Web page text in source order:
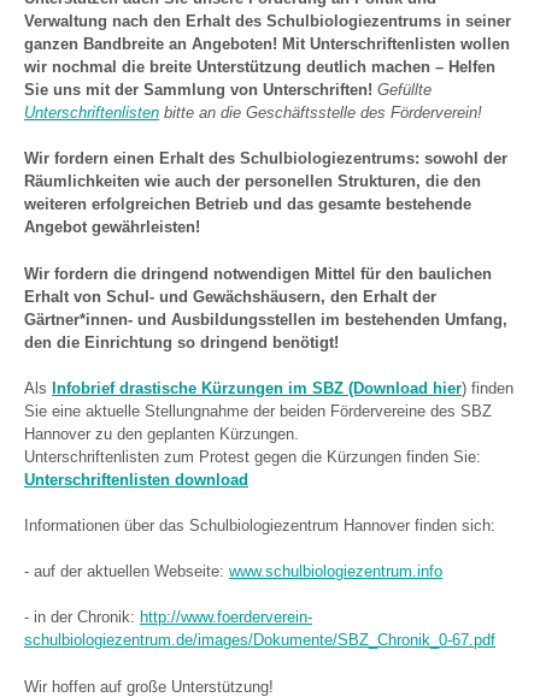
Verwaltung nach den Erhalt des Schulbiologiezentrums in seiner
ganzen Bandbreite an Angeboten! Mit Unterschriftenlisten wollen
wir nochmal die breite Unterstützung deutlich machen – Helfen
Sie uns mit der Sammlung von Unterschriften! Gefüllte
Unterschriftenlisten bitte an die Geschäftsstelle des Förderverein!
Wir fordern einen Erhalt des Schulbiologiezentrums: sowohl der
Räumlichkeiten wie auch der personellen Strukturen, die den
weiteren erfolgreichen Betrieb und das gesamte bestehende
Angebot gewährleisten!
Wir fordern die dringend notwendigen Mittel für den baulichen
Erhalt von Schul- und Gewächshäusern, den Erhalt der
Gärtner*innen- und Ausbildungsstellen im bestehenden Umfang,
den die Einrichtung so dringend benötigt!
Als Infobrief drastische Kürzungen im SBZ (Download hier) finden
Sie eine aktuelle Stellungnahme der beiden Fördervereine des SBZ
Hannover zu den geplanten Kürzungen.
Unterschriftenlisten zum Protest gegen die Kürzungen finden Sie:
Unterschriftenlisten download
Informationen über das Schulbiologiezentrum Hannover finden sich:
- auf der aktuellen Webseite: www.schulbiologiezentrum.info
- in der Chronik: http://www.foerderverein-
schulbiologiezentrum.de/images/Dokumente/SBZ_Chronik_0-67.pdf
Wir hoffen auf große Unterstützung!